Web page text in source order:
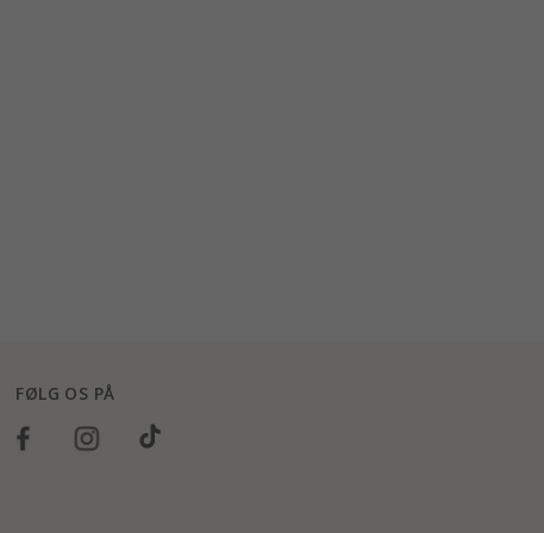
FØLG OS PÅ